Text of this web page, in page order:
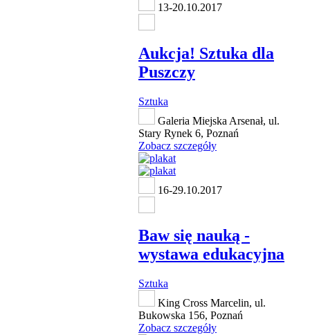
13-20.10.2017
Aukcja! Sztuka dla
Puszczy
Sztuka
Galeria Miejska Arsenał, ul.
Stary Rynek 6, Poznań
Zobacz szczegóły
16-29.10.2017
Baw się nauką -
wystawa edukacyjna
Sztuka
King Cross Marcelin, ul.
Bukowska 156, Poznań
Zobacz szczegóły